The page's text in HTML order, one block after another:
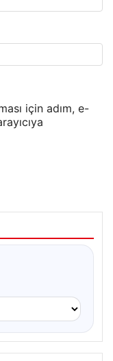
için adım, e-